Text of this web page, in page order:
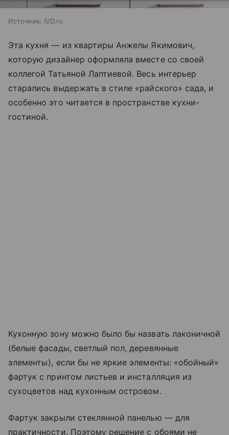
Источник: IVD.ru
Эта кухня — из квартиры Анжелы Якимович,
которую дизайнер оформляла вместе со своей
коллегой Татьяной Лаптиевой. Весь интерьер
старались выдержать в стиле «райского» сада, и
особенно это читается в пространстве кухни-
гостиной.
Кухонную зону можно было бы назвать лаконичной
(белые фасады, светлый пол, деревянные
элементы), если бы не яркие элементы: «обойный»
фартук с принтом листьев и инсталляция из
сухоцветов над кухонным островом.
Фартук закрыли стеклянной панелью — для
практичности. Поэтому решение с обоями не